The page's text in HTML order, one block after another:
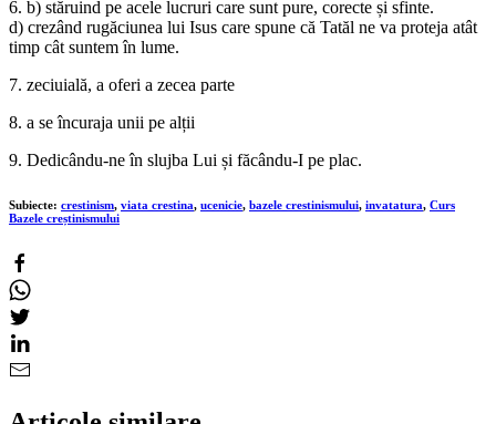
6. b) stăruind pe acele lucruri care sunt pure, corecte și sfinte.
d) crezând rugăciunea lui Isus care spune că Tatăl ne va proteja atât
timp cât suntem în lume.
7. zeciuială, a oferi a zecea parte
8. a se încuraja unii pe alții
9. Dedicându-ne în slujba Lui și făcându-I pe plac.
Subiecte: crestinism, viata crestina, ucenicie, bazele crestinismului, invatatura, Curs
Bazele creștinismului